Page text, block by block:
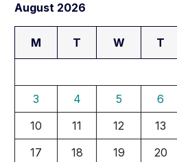
August 2026
M T W T
3
4 5 6
10
11 12 13
17
18 19 20